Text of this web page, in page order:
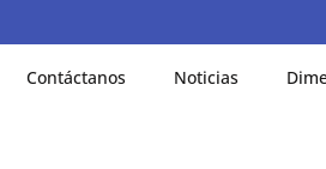
Contáctanos Noticias